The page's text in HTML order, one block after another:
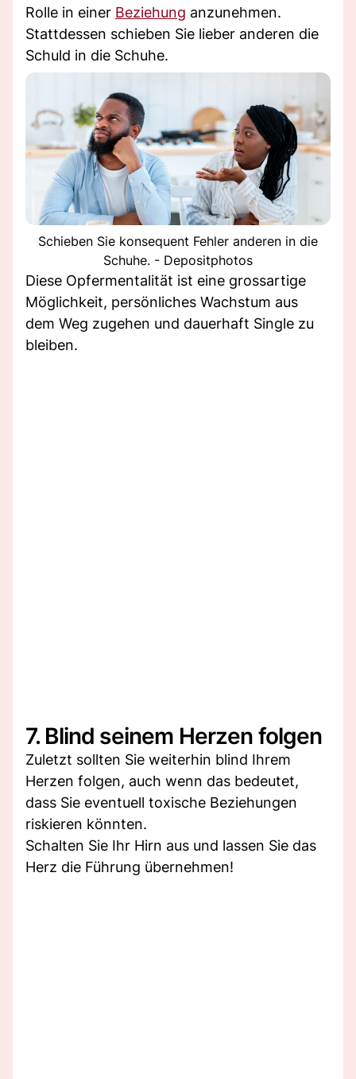
Rolle in einer Beziehung anzunehmen.
Stattdessen schieben Sie lieber anderen die
Schuld in die Schuhe.
Schieben Sie konsequent Fehler anderen in die
Schuhe. - Depositphotos
Diese Opfermentalität ist eine grossartige
Möglichkeit, persönliches Wachstum aus
dem Weg zugehen und dauerhaft Single zu
bleiben.
7. Blind seinem Herzen folgen
Zuletzt sollten Sie weiterhin blind Ihrem
Herzen folgen, auch wenn das bedeutet,
dass Sie eventuell toxische Beziehungen
riskieren könnten.
Schalten Sie Ihr Hirn aus und lassen Sie das
Herz die Führung übernehmen!